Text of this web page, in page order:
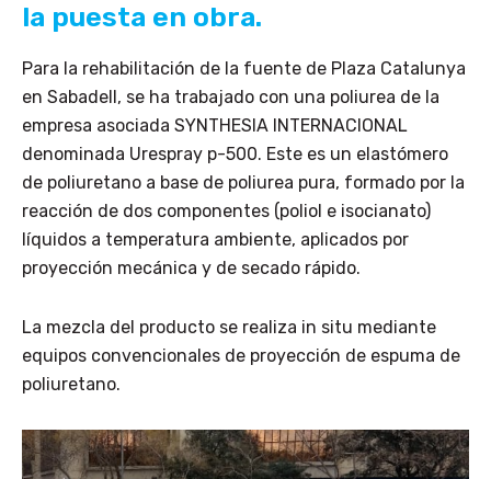
la puesta en obra.
Para la rehabilitación de la fuente de Plaza Catalunya
en Sabadell, se ha trabajado con una poliurea de la
empresa asociada SYNTHESIA INTERNACIONAL
denominada Urespray p-500. Este es un elastómero
de poliuretano a base de poliurea pura, formado por la
reacción de dos componentes (poliol e isocianato)
líquidos a temperatura ambiente, aplicados por
proyección mecánica y de secado rápido.
La mezcla del producto se realiza in situ mediante
equipos convencionales de proyección de espuma de
poliuretano.